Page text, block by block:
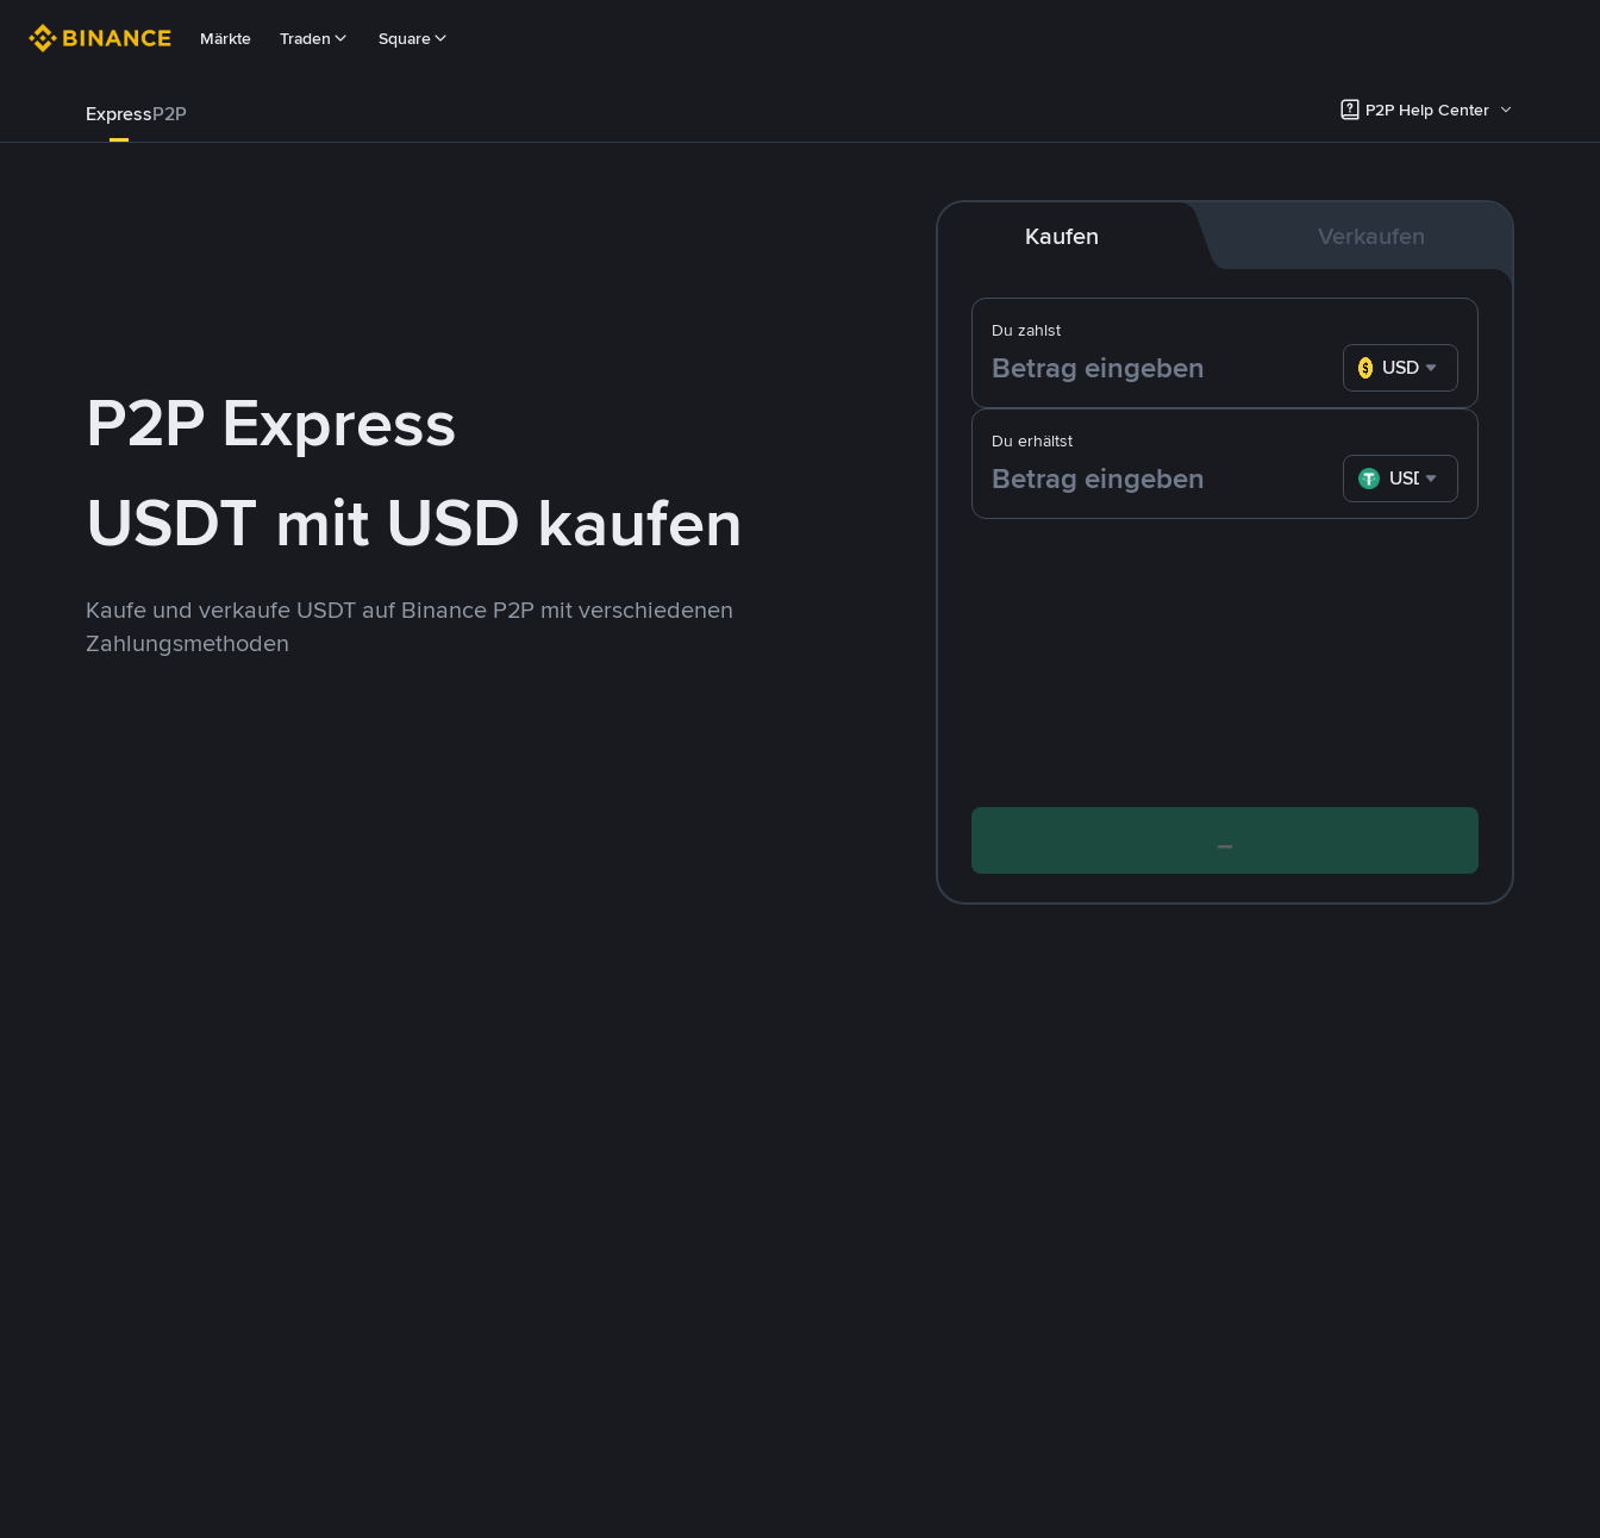
Märkte Traden Square
ExpressP2P P2P Help Center
P2P Express
USDT mit USD kaufen
Kaufe und verkaufe USDT auf Binance P2P mit verschiedenen
Zahlungsmethoden
Kaufen Verkaufen
Du zahlst
USD
Du erhältst
USDT